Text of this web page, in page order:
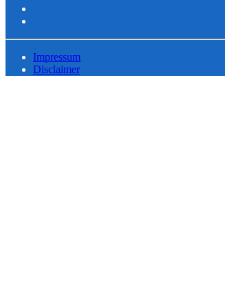
Impressum
Disclaimer